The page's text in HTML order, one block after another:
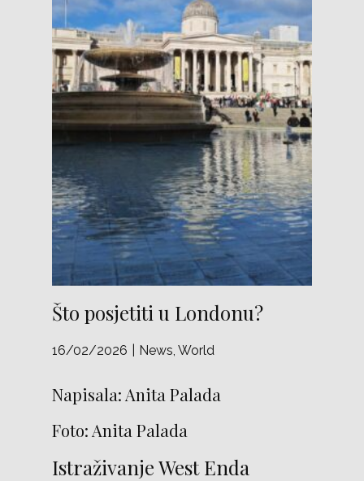
Što posjetiti u Londonu?
16/02/2026 News, World
Napisala: Anita Palada
Foto: Anita Palada
Istraživanje West Enda